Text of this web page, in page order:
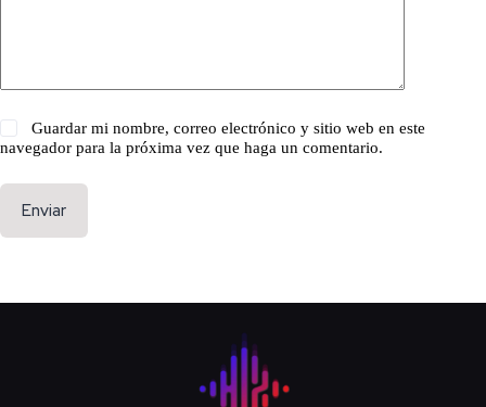
Guardar mi nombre, correo electrónico y sitio web en este
navegador para la próxima vez que haga un comentario.
Enviar